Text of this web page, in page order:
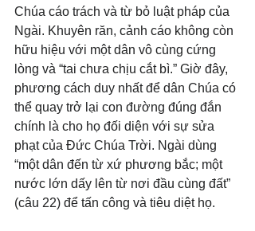
Chúa cáo trách và từ bỏ luật pháp của
Ngài. Khuyên răn, cảnh cáo không còn
hữu hiệu với một dân vô cùng cứng
lòng và “tai chưa chịu cắt bì.” Giờ đây,
phương cách duy nhất để dân Chúa có
thể quay trở lại con đường đúng đắn
chính là cho họ đối diện với sự sửa
phạt của Đức Chúa Trời. Ngài dùng
“một dân đến từ xứ phương bắc; một
nước lớn dấy lên từ nơi đầu cùng đất”
(câu 22) để tấn công và tiêu diệt họ.